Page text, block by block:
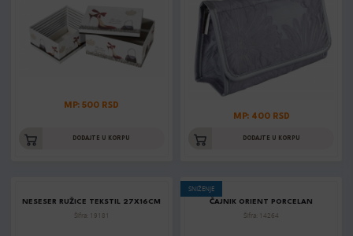
MP: 500 RSD
DODAJTE U KORPU
MP: 400 RSD
DODAJTE U KORPU
NESESER RUŽICE TEKSTIL 27X16CM
Šifra: 19181
SNIŽENJE
ČAJNIK ORIENT PORCELAN
Šifra: 14264